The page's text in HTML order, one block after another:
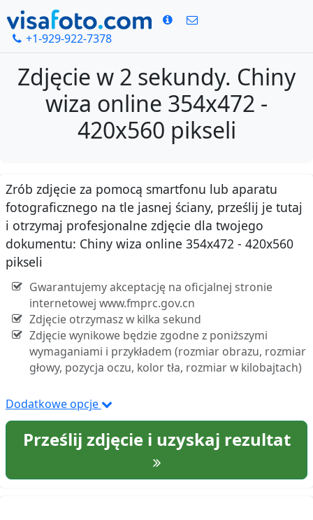
+1-929-922-7378
Zdjęcie w 2 sekundy. Chiny
wiza online 354x472 -
420x560 pikseli
Zrób zdjęcie za pomocą smartfonu lub aparatu
fotograficznego na tle jasnej ściany, prześlij je tutaj
i otrzymaj profesjonalne zdjęcie dla twojego
dokumentu: Chiny wiza online 354x472 - 420x560
pikseli
Gwarantujemy akceptację na oficjalnej stronie
internetowej www.fmprc.gov.cn
Zdjęcie otrzymasz w kilka sekund
Zdjęcie wynikowe będzie zgodne z poniższymi
wymaganiami i przykładem (rozmiar obrazu, rozmiar
głowy, pozycja oczu, kolor tła, rozmiar w kilobajtach)
Dodatkowe opcje
Prześlij zdjęcie i uzyskaj rezultat